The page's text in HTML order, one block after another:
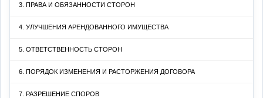
3. ПРАВА И ОБЯЗАННОСТИ СТОРОН
4. УЛУЧШЕНИЯ АРЕНДОВАННОГО ИМУЩЕСТВА
5. ОТВЕТСТВЕННОСТЬ СТОРОН
6. ПОРЯДОК ИЗМЕНЕНИЯ И РАСТОРЖЕНИЯ ДОГОВОРА
7. РАЗРЕШЕНИЕ СПОРОВ